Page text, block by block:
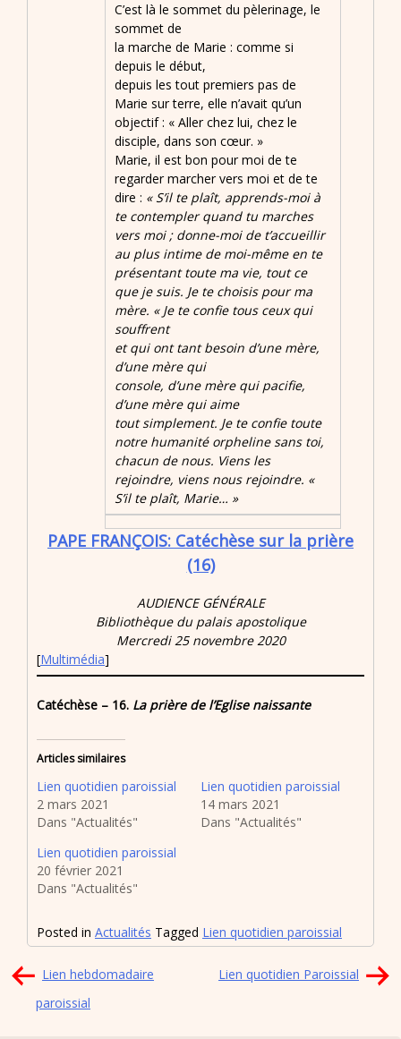
C’est là le sommet du pèlerinage, le
sommet de
la marche de Marie : comme si
depuis le début,
depuis les tout premiers pas de
Marie sur terre, elle n’avait qu’un
objectif : « Aller chez lui, chez le
disciple, dans son cœur. »
Marie, il est bon pour moi de te
regarder marcher vers moi et de te
dire : « S’il te plaît, apprends-moi à
te contempler quand tu marches
vers moi ; donne-moi de t’accueillir
au plus intime de moi-même en te
présentant toute ma vie, tout ce
que je suis. Je te choisis pour ma
mère. « Je te confie tous ceux qui
souffrent
et qui ont tant besoin d’une mère,
d’une mère qui
console, d’une mère qui pacifie,
d’une mère qui aime
tout simplement. Je te confie toute
notre humanité orpheline sans toi,
chacun de nous. Viens les
rejoindre, viens nous rejoindre. «
S’il te plaît, Marie… »
PAPE FRANÇOIS: Catéchèse sur la prière
(16)
AUDIENCE GÉNÉRALE
Bibliothèque du palais apostolique
Mercredi 25 novembre 2020
[Multimédia]
Catéchèse – 16. La prière de l’Eglise naissante
Articles similaires
Lien quotidien paroissial
2 mars 2021
Dans "Actualités"
Lien quotidien paroissial
14 mars 2021
Dans "Actualités"
Lien quotidien paroissial
20 février 2021
Dans "Actualités"
Posted in Actualités Tagged Lien quotidien paroissial
Navigation
de
Lien hebdomadaire
paroissial
Lien quotidien Paroissial